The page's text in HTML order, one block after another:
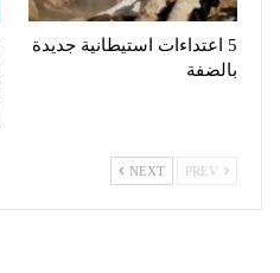
5 اعتداءات استيطانية جديدة
بالضفة
NEXT